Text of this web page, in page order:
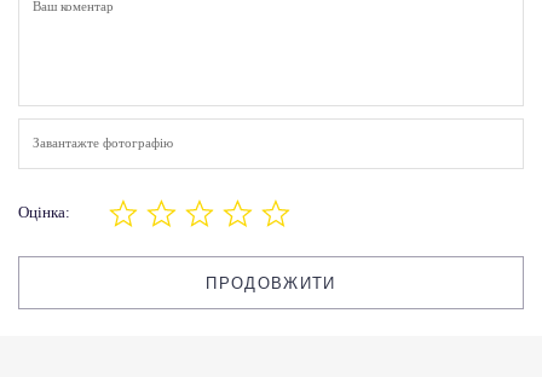
Завантажте фотографію
Оцінка:
ПРОДОВЖИТИ